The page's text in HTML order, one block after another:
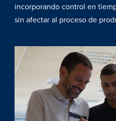
incorporando control en
sin afectar al proceso de